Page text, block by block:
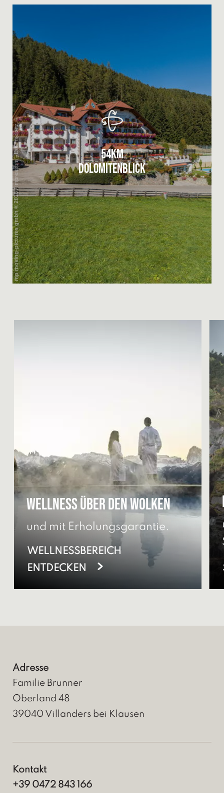
54KM
DOLOMITENBLICK
Wellness über den Wolken
und mit Erholungsgarantie.
WELLNESSBEREICH
ENTDECKEN
Adresse
Familie Brunner
Oberland 48
39040 Villanders bei Klausen
Kontakt
+39 0472 843 166